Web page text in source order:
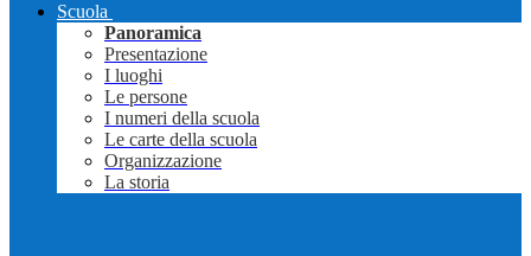
Scuola
Panoramica
Presentazione
I luoghi
Le persone
I numeri della scuola
Le carte della scuola
Organizzazione
La storia